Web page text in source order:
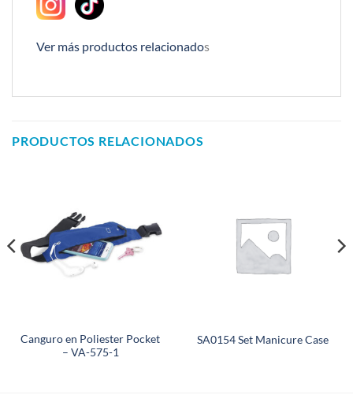
Ver más productos relacionados
PRODUCTOS RELACIONADOS
Canguro en Poliester Pocket
– VA-575-1
SA0154 Set Manicure Case